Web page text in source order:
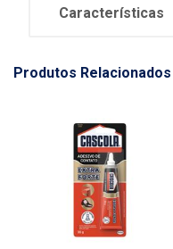
Características
Produtos Relacionados